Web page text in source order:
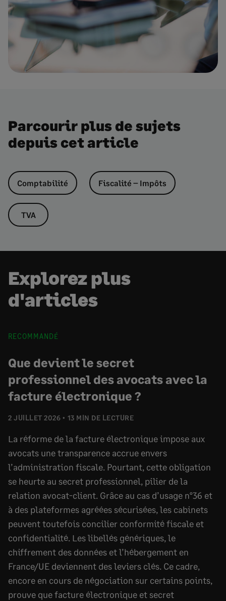
Parcourir plus de sujets
depuis cet article
Comptabilité Fiscalité – Impôts
TVA
Explorez plus
d'articles
RECOMMANDÉ
2 JUILLET 2026 13 MIN DE LECTURE
Que devient le secret
professionnel des avocats avec la
facture électronique ?
La réforme de la facture électronique impose aux
avocats une transparence accrue envers
l’administration fiscale. Pourtant, cette obligation
se heurte au secret professionnel, pilier de la
relation avocat-client. Grâce au cas d’usage n°36 et
à des plateformes agréées sécurisées, les cabinets
peuvent toutefois concilier conformité fiscale et
confidentialité. Les libellés génériques, le
chiffrement des données et l’hébergement en
France/UE deviennent des leviers clés. Ce cadre,
encore en cours de négociation sur certains points,
prouve que facture électronique et secret